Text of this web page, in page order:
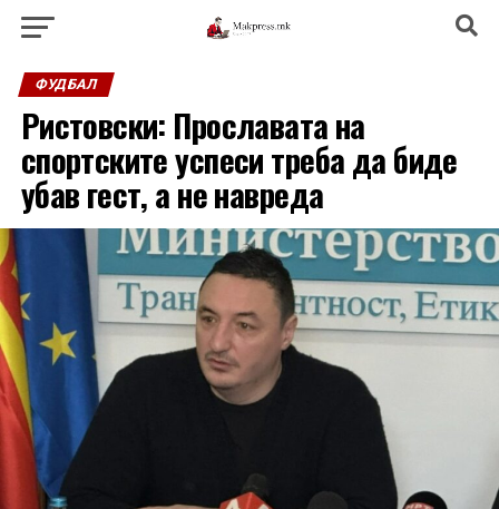
ФУДБАЛ
Ристовски: Прославата на
спортските успеси треба да биде
убав гест, а не навреда